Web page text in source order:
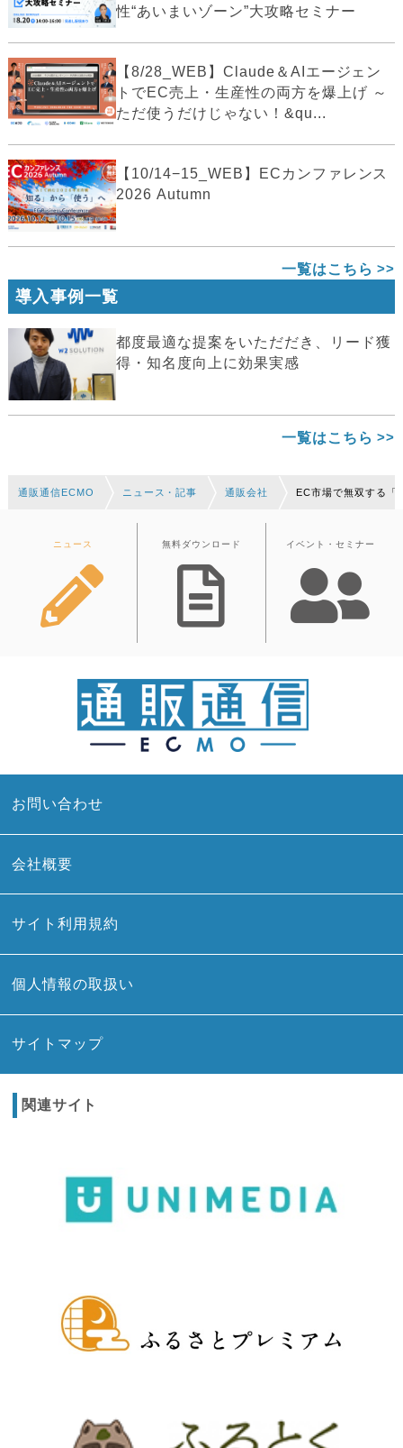
性“あいまいゾーン”大攻略セミナー
【8/28_WEB】Claude＆AIエージェン
トでEC売上・生産性の両方を爆上げ ～
ただ使うだけじゃない！&qu...
【10/14−15_WEB】ECカンファレンス
2026 Autumn
一覧はこちら
導入事例一覧
都度最適な提案をいただだき、リード獲
得・知名度向上に効果実感
一覧はこちら
通販通信ECMO ニュース・記事 通販会社 EC市場で無双する「
ニュース 無料ダウンロード イベント・セミナー
お問い合わせ
会社概要
サイト利用規約
個人情報の取扱い
サイトマップ
関連サイト